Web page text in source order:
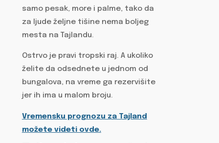
samo pesak, more i palme, tako da
za ljude željne tišine nema boljeg
mesta na Tajlandu.
Ostrvo je pravi tropski raj. A ukoliko
želite da odsednete u jednom od
bungalova, na vreme ga rezervišite
jer ih ima u malom broju.
Vremensku prognozu za Tajland
možete videti ovde.